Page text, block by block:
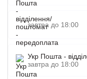
Спеціально
лазерним приладом,
довіру і лояльність,
завтра до 18:00
Укр Пошта -
завтра до 18:00